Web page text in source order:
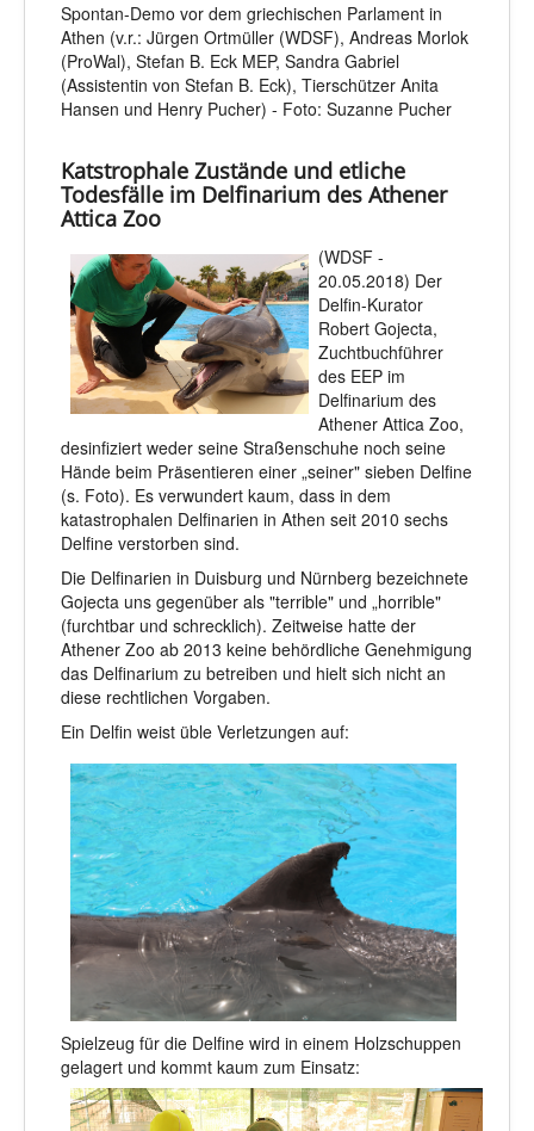
Spontan-Demo vor dem griechischen Parlament in
Athen (v.r.: Jürgen Ortmüller (WDSF), Andreas Morlok
(ProWal), Stefan B. Eck MEP, Sandra Gabriel
(Assistentin von Stefan B. Eck), Tierschützer Anita
Hansen und Henry Pucher) - Foto: Suzanne Pucher
Katstrophale Zustände und etliche
Todesfälle im Delfinarium des Athener
Attica Zoo
(WDSF -
20.05.2018) Der
Delfin-Kurator
Robert Gojecta,
Zuchtbuchführer
des EEP im
Delfinarium des
Athener Attica Zoo,
desinfiziert weder seine Straßenschuhe noch seine
Hände beim Präsentieren einer „seiner" sieben Delfine
(s. Foto). Es verwundert kaum, dass in dem
katastrophalen Delfinarien in Athen seit 2010 sechs
Delfine verstorben sind.
Die Delfinarien in Duisburg und Nürnberg bezeichnete
Gojecta uns gegenüber als "terrible" und „horrible"
(furchtbar und schrecklich). Zeitweise hatte der
Athener Zoo ab 2013 keine behördliche Genehmigung
das Delfinarium zu betreiben und hielt sich nicht an
diese rechtlichen Vorgaben.
Ein Delfin weist üble Verletzungen auf:
Spielzeug für die Delfine wird in einem Holzschuppen
gelagert und kommt kaum zum Einsatz: